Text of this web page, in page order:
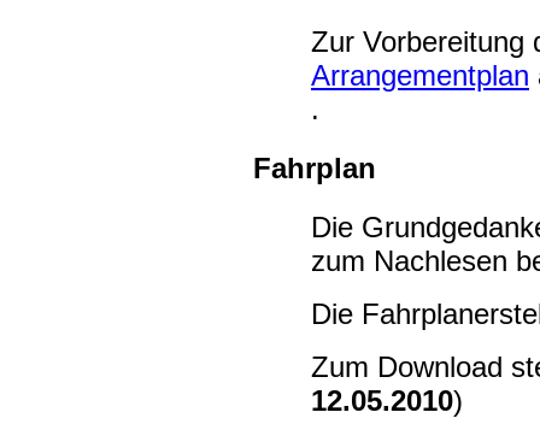
Zur Vorbereitung
Arrangementplan
.
Fahrplan
Die
zum Nachlesen
Die
Zum Download
12.05.2010)